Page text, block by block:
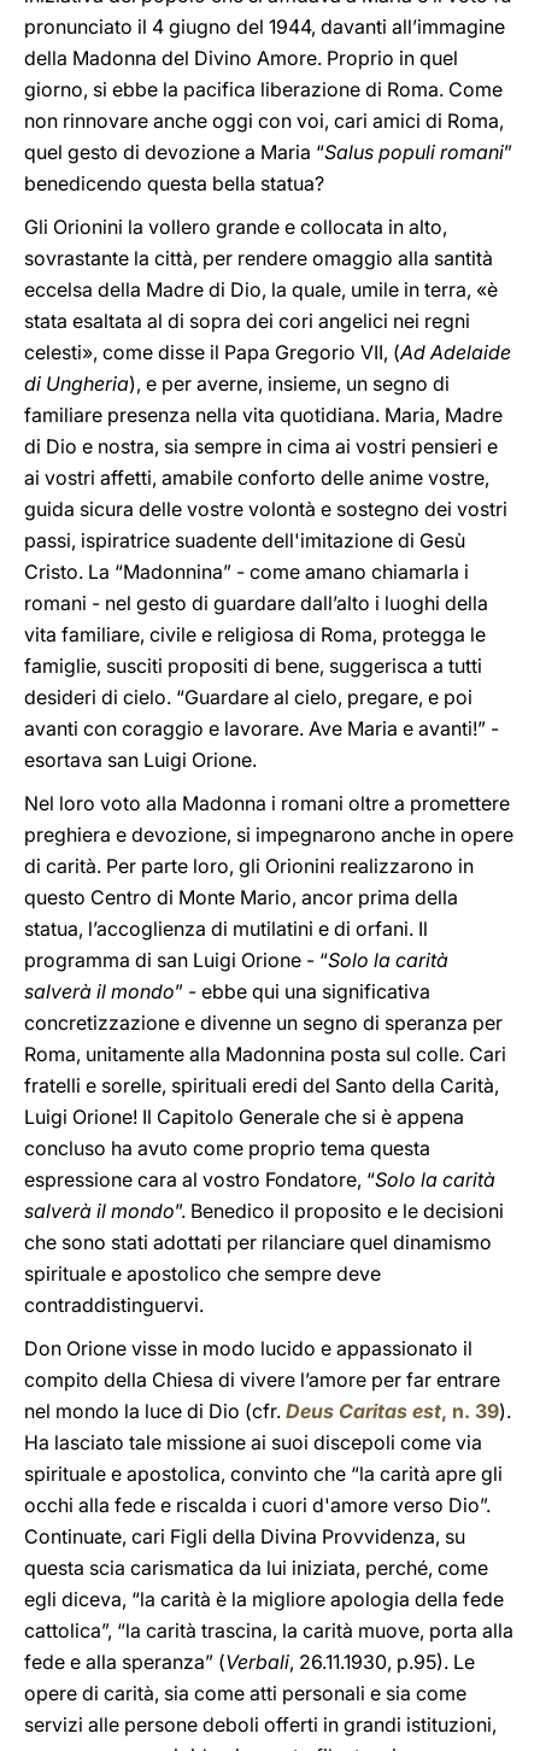
pronunciato il 4 giugno del 1944, davanti all’immagine
della Madonna del Divino Amore. Proprio in quel
giorno, si ebbe la pacifica liberazione di Roma. Come
non rinnovare anche oggi con voi, cari amici di Roma,
quel gesto di devozione a Maria “Salus populi romani”
benedicendo questa bella statua?
Gli Orionini la vollero grande e collocata in alto,
sovrastante la città, per rendere omaggio alla santità
eccelsa della Madre di Dio, la quale, umile in terra, «è
stata esaltata al di sopra dei cori angelici nei regni
celesti», come disse il Papa Gregorio VII, (Ad Adelaide
di Ungheria), e per averne, insieme, un segno di
familiare presenza nella vita quotidiana. Maria, Madre
di Dio e nostra, sia sempre in cima ai vostri pensieri e
ai vostri affetti, amabile conforto delle anime vostre,
guida sicura delle vostre volontà e sostegno dei vostri
passi, ispiratrice suadente dell'imitazione di Gesù
Cristo. La “Madonnina” - come amano chiamarla i
romani - nel gesto di guardare dall’alto i luoghi della
vita familiare, civile e religiosa di Roma, protegga le
famiglie, susciti propositi di bene, suggerisca a tutti
desideri di cielo. “Guardare al cielo, pregare, e poi
avanti con coraggio e lavorare. Ave Maria e avanti!” -
esortava san Luigi Orione.
Nel loro voto alla Madonna i romani oltre a promettere
preghiera e devozione, si impegnarono anche in opere
di carità. Per parte loro, gli Orionini realizzarono in
questo Centro di Monte Mario, ancor prima della
statua, l’accoglienza di mutilatini e di orfani. Il
programma di san Luigi Orione - “Solo la carità
salverà il mondo” - ebbe qui una significativa
concretizzazione e divenne un segno di speranza per
Roma, unitamente alla Madonnina posta sul colle. Cari
fratelli e sorelle, spirituali eredi del Santo della Carità,
Luigi Orione! Il Capitolo Generale che si è appena
concluso ha avuto come proprio tema questa
espressione cara al vostro Fondatore, “Solo la carità
salverà il mondo”. Benedico il proposito e le decisioni
che sono stati adottati per rilanciare quel dinamismo
spirituale e apostolico che sempre deve
contraddistinguervi.
Don Orione visse in modo lucido e appassionato il
compito della Chiesa di vivere l’amore per far entrare
nel mondo la luce di Dio (cfr. Deus Caritas est, n. 39).
Ha lasciato tale missione ai suoi discepoli come via
spirituale e apostolica, convinto che “la carità apre gli
occhi alla fede e riscalda i cuori d'amore verso Dio”.
Continuate, cari Figli della Divina Provvidenza, su
questa scia carismatica da lui iniziata, perché, come
egli diceva, “la carità è la migliore apologia della fede
cattolica”, “la carità trascina, la carità muove, porta alla
fede e alla speranza” (Verbali, 26.11.1930, p.95). Le
opere di carità, sia come atti personali e sia come
servizi alle persone deboli offerti in grandi istituzioni,